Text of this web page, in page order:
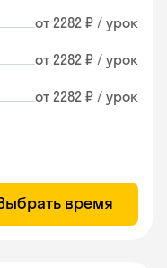
от 2282 ₽ / урок
от 2282 ₽ / урок
от 2282 ₽ / урок
время